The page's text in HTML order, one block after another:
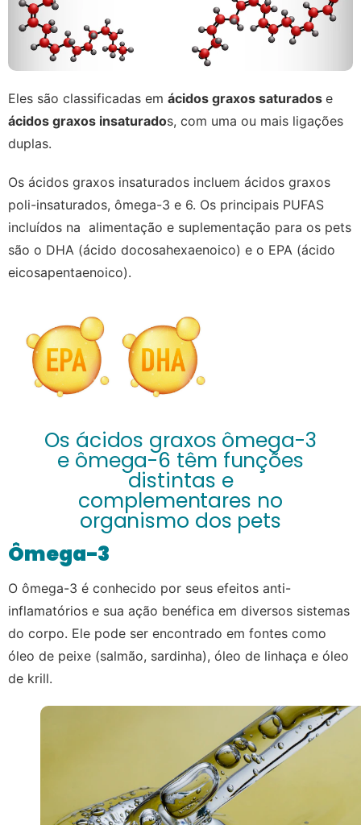
Eles são classificadas em ácidos graxos saturados e
ácidos graxos insaturados, com uma ou mais ligações
duplas.
Os ácidos graxos insaturados incluem ácidos graxos
poli-insaturados, ômega-3 e 6. Os principais PUFAS
incluídos na alimentação e suplementação para os pets
são o DHA (ácido docosahexaenoico) e o EPA (ácido
eicosapentaenoico).
Os ácidos graxos ômega-3
e ômega-6 têm funções
distintas e
complementares no
organismo dos pets
Ômega-3
O ômega-3 é conhecido por seus efeitos anti-
inflamatórios e sua ação benéfica em diversos sistemas
do corpo. Ele pode ser encontrado em fontes como
óleo de peixe (salmão, sardinha), óleo de linhaça e óleo
de krill.